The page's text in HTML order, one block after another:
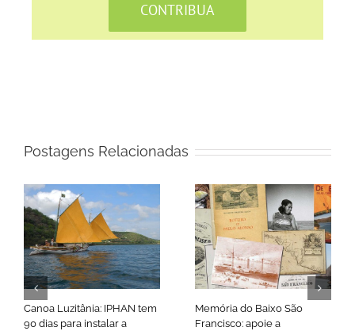
CONTRIBUA
Postagens Relacionadas
Canoa Luzitânia: IPHAN tem
90 dias para instalar a
Memória do Baixo São
Francisco: apoie a